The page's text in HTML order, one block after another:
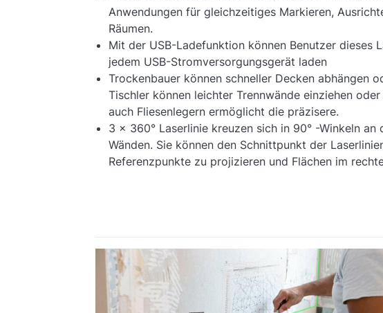
Anwendungen für gleichzeitiges Markieren,
Räumen.
Mit der USB-Ladefunktion können Benutzer dieses
jedem USB-Stromversorgungsgerät laden
Trockenbauer können schneller Decken abhängen
Tischler können leichter Trennwände einziehen
auch Fliesenlegern ermöglicht die präzisere.
3 x 360° Laserlinie kreuzen sich in 90° -Winkeln an
Wänden. Sie können den Schnittpunkt der
Referenzpunkte zu projizieren und Flächen im